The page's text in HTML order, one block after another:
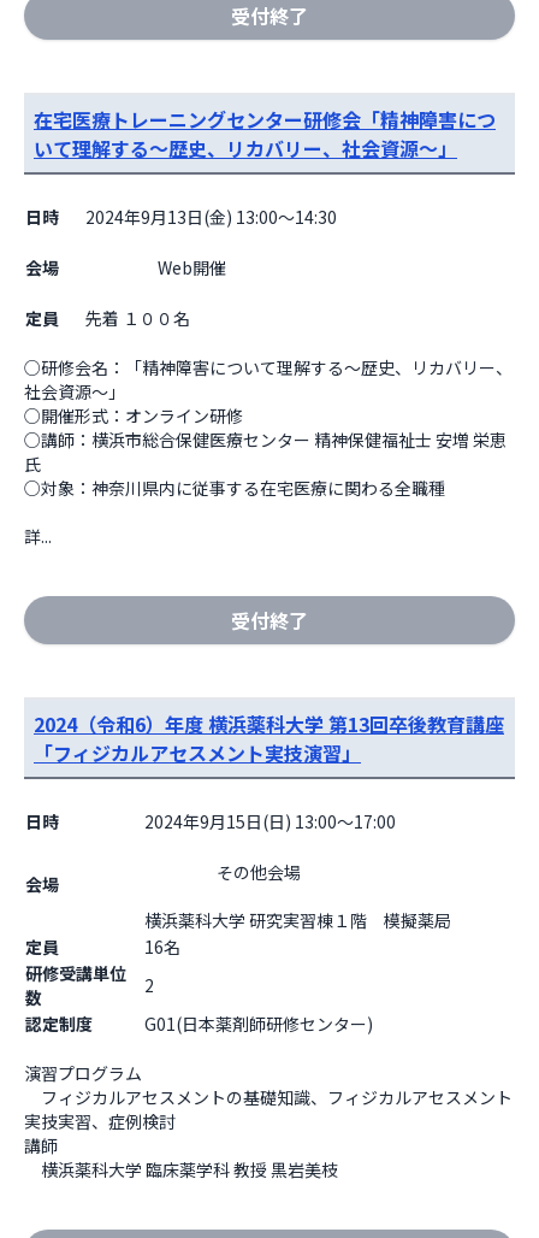
受付終了
在宅医療トレーニングセンター研修会「精神障害につ
いて理解する～歴史、リカバリー、社会資源～」
日時 2024年9月13日(金) 13:00～14:30
会場
定員 先着 １００名
○研修会名：「精神障害について理解する～歴史、リカバリー、
社会資源～」
○開催形式：オンライン研修
○講師：横浜市総合保健医療センター 精神保健福祉士 安増 栄恵
氏
○対象：神奈川県内に従事する在宅医療に関わる全職種
詳...
受付終了
2024（令和6）年度 横浜薬科大学 第13回卒後教育講座
「フィジカルアセスメント実技演習」
日時 2024年9月15日(日) 13:00～17:00
会場
定員
16名
研修受講単位
数
2
認定制度
G01(日本薬剤師研修センター)
演習プログラム
フィジカルアセスメントの基礎知識、フィジカルアセスメント
実技実習、症例検討
講師
横浜薬科大学 臨床薬学科 教授 黒岩美枝